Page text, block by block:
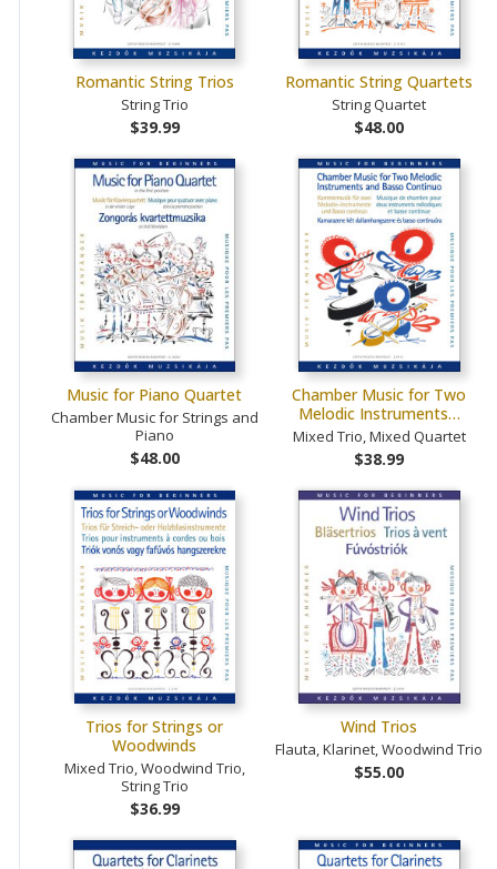
Romantic String Trios
String Trio
$39.99
Romantic String Quartets
String Quartet
$48.00
Music for Piano Quartet
Chamber Music for Strings and
Piano
$48.00
Chamber Music for Two
Melodic Instruments…
Mixed Trio, Mixed Quartet
$38.99
Trios for Strings or
Woodwinds
Mixed Trio, Woodwind Trio,
String Trio
$36.99
Wind Trios
Flauta, Klarinet, Woodwind Trio
$55.00